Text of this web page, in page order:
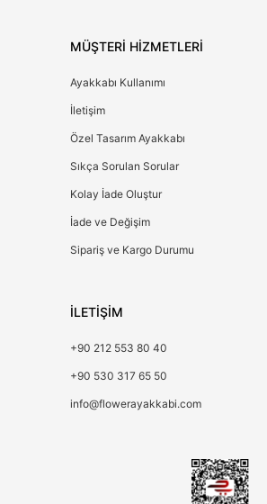
MÜŞTERİ HİZMETLERİ
Ayakkabı Kullanımı
İletişim
Özel Tasarım Ayakkabı
Sıkça Sorulan Sorular
Kolay İade Oluştur
İade ve Değişim
Sipariş ve Kargo Durumu
İLETİŞİM
+90 212 553 80 40
+90 530 317 65 50
info@flowerayakkabi.com